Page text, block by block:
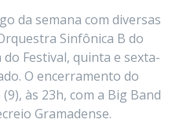
da semana com diversas
Sinfônica B do
Festival, quinta e sexta-
O encerramento do
às 23h, com a Big Band
Gramadense.